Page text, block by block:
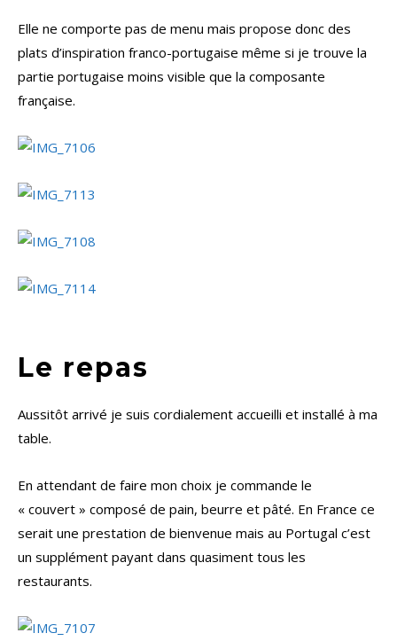
Elle ne comporte pas de menu mais propose donc des
plats d’inspiration franco-portugaise même si je trouve la
partie portugaise moins visible que la composante
française.
Le repas
Aussitôt arrivé je suis cordialement accueilli et installé à ma
table.
En attendant de faire mon choix je commande le
« couvert » composé de pain, beurre et pâté. En France ce
serait une prestation de bienvenue mais au Portugal c’est
un supplément payant dans quasiment tous les
restaurants.